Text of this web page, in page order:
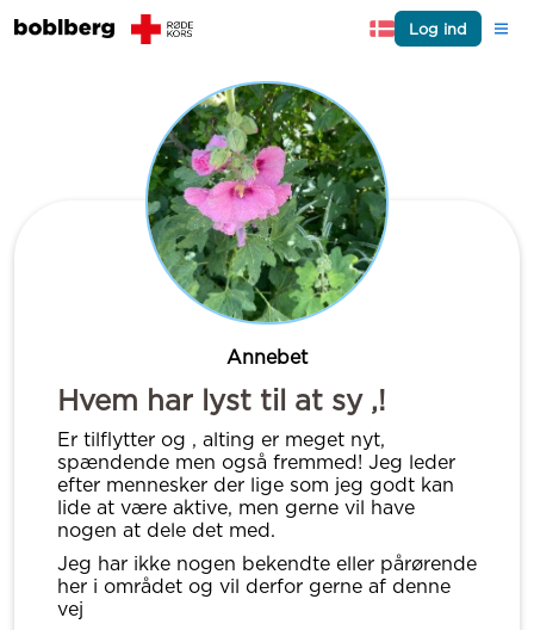
Log ind
Annebet
Hvem har lyst til at sy ,!
Er tilflytter og , alting er meget nyt,
spændende men også fremmed! Jeg leder
efter mennesker der lige som jeg godt kan
lide at være aktive, men gerne vil have
nogen at dele det med.
Jeg har ikke nogen bekendte eller pårørende
her i området og vil derfor gerne af denne
vej